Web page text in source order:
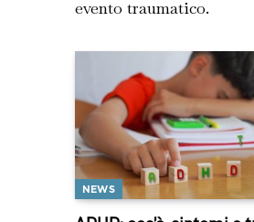
evento traumatico.
NEWS